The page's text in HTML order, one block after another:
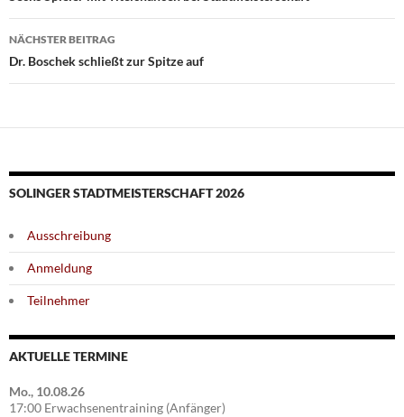
NÄCHSTER BEITRAG
Dr. Boschek schließt zur Spitze auf
SOLINGER STADTMEISTERSCHAFT 2026
Ausschreibung
Anmeldung
Teilnehmer
AKTUELLE TERMINE
Mo., 10.08.26
17:00 Erwachsenentraining (Anfänger)